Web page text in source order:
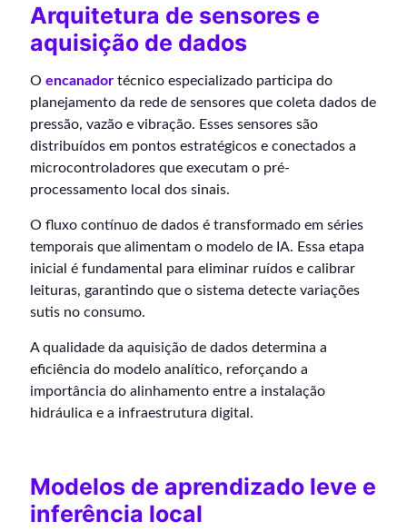
Arquitetura de sensores e
aquisição de dados
O encanador técnico especializado participa do
planejamento da rede de sensores que coleta dados de
pressão, vazão e vibração. Esses sensores são
distribuídos em pontos estratégicos e conectados a
microcontroladores que executam o pré-
processamento local dos sinais.
O fluxo contínuo de dados é transformado em séries
temporais que alimentam o modelo de IA. Essa etapa
inicial é fundamental para eliminar ruídos e calibrar
leituras, garantindo que o sistema detecte variações
sutis no consumo.
A qualidade da aquisição de dados determina a
eficiência do modelo analítico, reforçando a
importância do alinhamento entre a instalação
hidráulica e a infraestrutura digital.
Modelos de aprendizado leve e
inferência local